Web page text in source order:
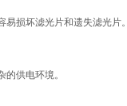
易损坏滤光片和遗失滤光片。
的供电环境。